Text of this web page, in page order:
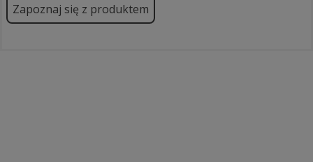
Zapoznaj się z produktem